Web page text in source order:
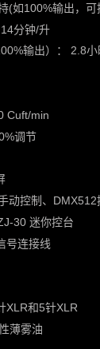
(如100%输出，可
分钟/升
输出）： 2.8小
Cuft/min
调节
动控制、DMX512
30 迷你控台
号连接线
XLR和5针XLR
薄雾油